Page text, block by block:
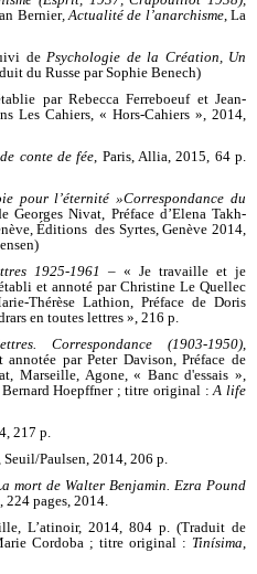
Bernier, Actualité de l’anarchisme, La
dePsychologie de la Création, Un
du Russe par Sophie Benech)
par Rebecca Ferreboeuf et Jean-
Les Cahiers, « Hors-Cahiers », 2014,
conte de fée , Paris, Allia, 2015, 64 p.
pour l’éternité »Correspondance du
Georges Nivat, Préface d’Elena Takh-
Éditions des Syrtes, Genève 2014,
1925-1961 – « Je travaille et je
et annoté par Christine Le Quellec
Thérèse Lathion, Préface de Doris
en toutes lettres », 216 p.
Correspondance (1903-1950)
annotée par Peter Davison, Préface de
Marseille, Agone, « Banc d'essais »,
Hoepffner ; titre original :A life
217 p.
Seuil/Paulsen, 2014, 206 p.
mort de Walter Benjamin. Ezra Pound
224 pages, 2014.
L’atinoir, 2014, 804 p. (Traduit de
Cordoba ; titre original : Tinísima